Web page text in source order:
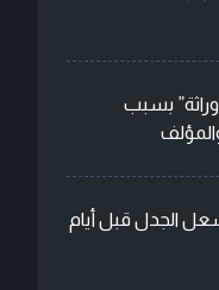
بسبب
الجدل قبل أيام